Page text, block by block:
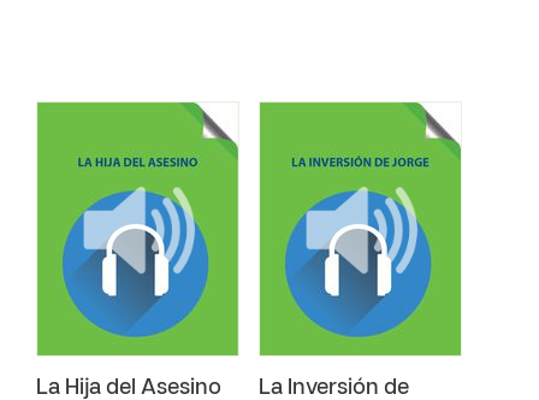
La Hija del Asesino
La Inversión de